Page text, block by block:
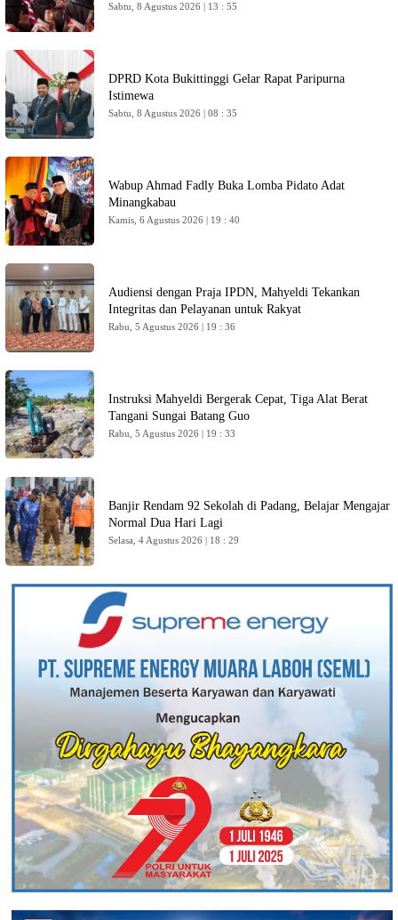
Sabtu, 8 Agustus 2026 | 13 : 55
DPRD Kota Bukittinggi Gelar Rapat Paripurna
Istimewa
Sabtu, 8 Agustus 2026 | 08 : 35
Wabup Ahmad Fadly Buka Lomba Pidato Adat
Minangkabau
Kamis, 6 Agustus 2026 | 19 : 40
Audiensi dengan Praja IPDN, Mahyeldi Tekankan
Integritas dan Pelayanan untuk Rakyat
Rabu, 5 Agustus 2026 | 19 : 36
Instruksi Mahyeldi Bergerak Cepat, Tiga Alat Berat
Tangani Sungai Batang Guo
Rabu, 5 Agustus 2026 | 19 : 33
Banjir Rendam 92 Sekolah di Padang, Belajar Mengajar
Normal Dua Hari Lagi
Selasa, 4 Agustus 2026 | 18 : 29